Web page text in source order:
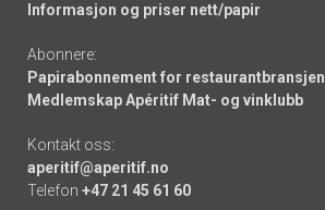
Informasjon og priser nett/papir
Abonnere:
Papirabonnement for restaurantbransjen
Medlemskap Apéritif Mat- og vinklubb
Kontakt oss:
aperitif@aperitif.no
Telefon +47 21 45 61 60